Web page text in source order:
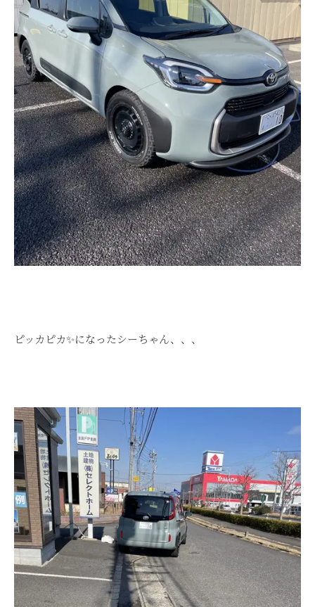
ピッカピカ✨になったシーちゃん、、、